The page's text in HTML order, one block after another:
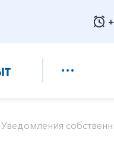
Уведомления